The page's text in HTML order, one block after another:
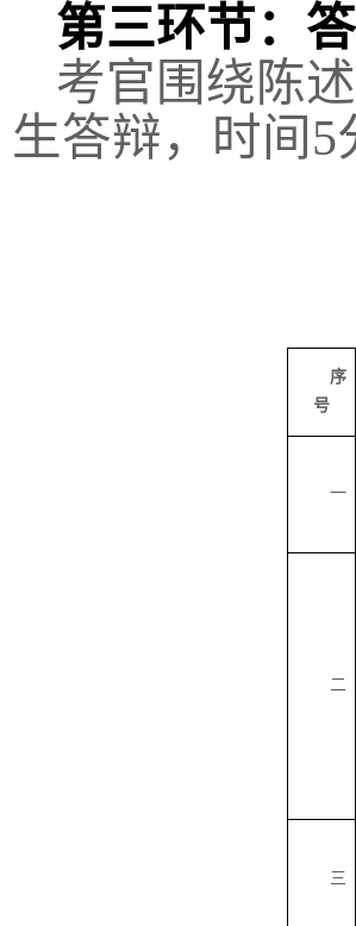
第三环节：
考官 围绕陈述
生答辩，时间5
序
号
一
二
三